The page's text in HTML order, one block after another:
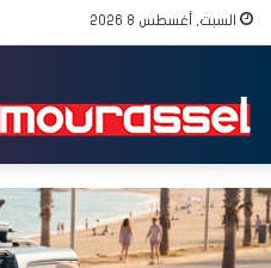
السبت, أغسطس 8 2026